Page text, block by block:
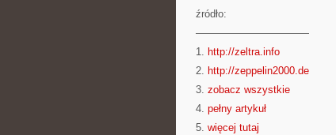
źródło:
———————————
1. http://zeltra.info
2. http://zeppelin2000.de
3. zobacz wszystkie
4. pełny artykuł
5. więcej tutaj